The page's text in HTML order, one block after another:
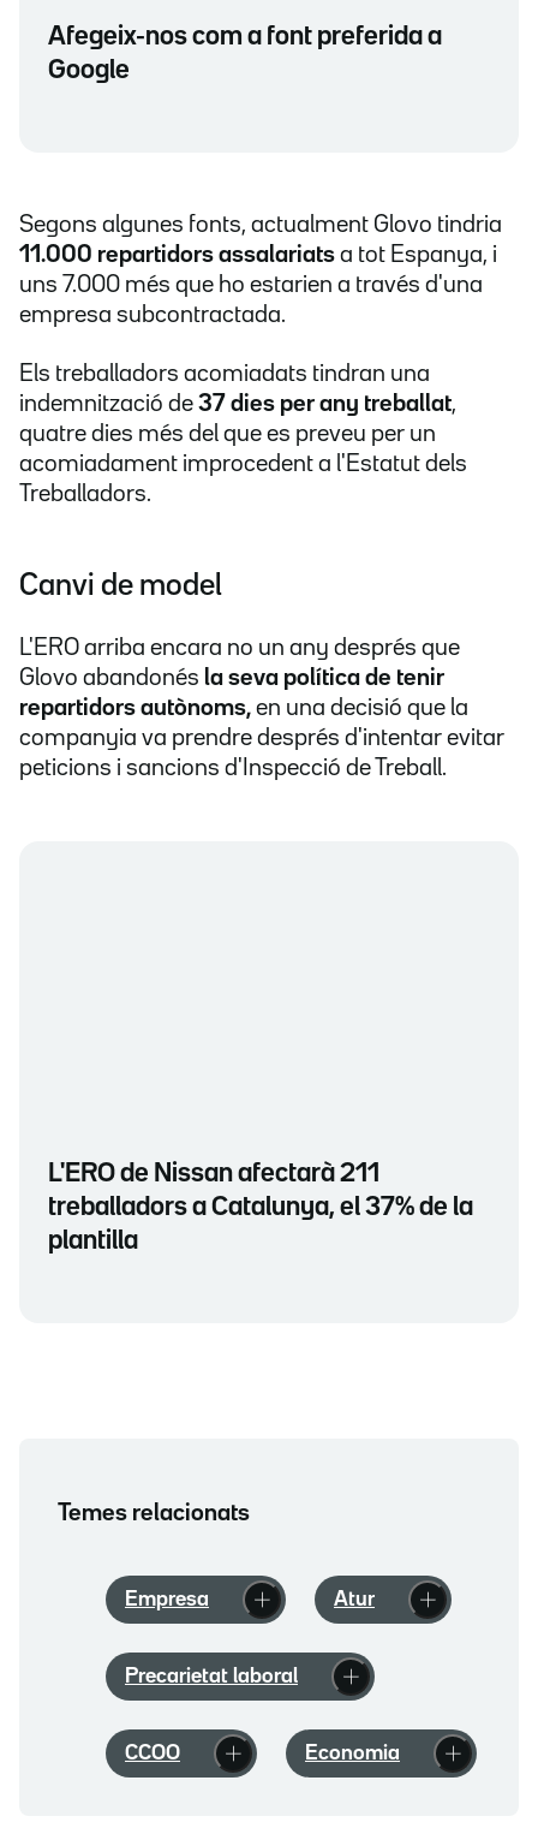
Afegeix-nos com a font preferida a
Google
Segons algunes fonts, actualment Glovo tindria
11.000 repartidors assalariats a tot Espanya, i
uns 7.000 més que ho estarien a través d'una
empresa subcontractada.
Els treballadors acomiadats tindran una
indemnització de 37 dies per any treballat,
quatre dies més del que es preveu per un
acomiadament improcedent a l'Estatut dels
Treballadors.
Canvi de model
L'ERO arriba encara no un any després que
Glovo abandonés la seva política de tenir
repartidors autònoms, en una decisió que la
companyia va prendre després d'intentar evitar
peticions i sancions d'Inspecció de Treball.
L'ERO de Nissan afectarà 211
treballadors a Catalunya, el 37% de la
plantilla
Temes relacionats
Empresa Atur
Precarietat laboral
CCOO Economia